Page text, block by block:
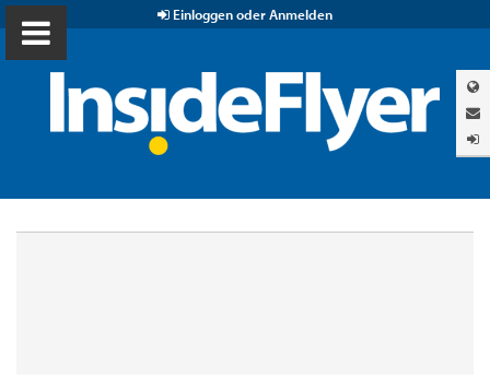
Einloggen oder Anmelden